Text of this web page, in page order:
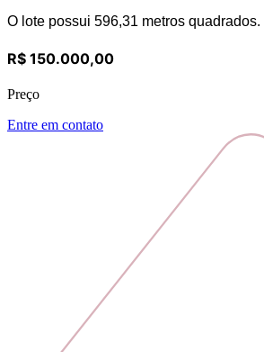
O lote possui 596,31 metros quadrados.
R$ 150.000,00
Preço
Entre em contato